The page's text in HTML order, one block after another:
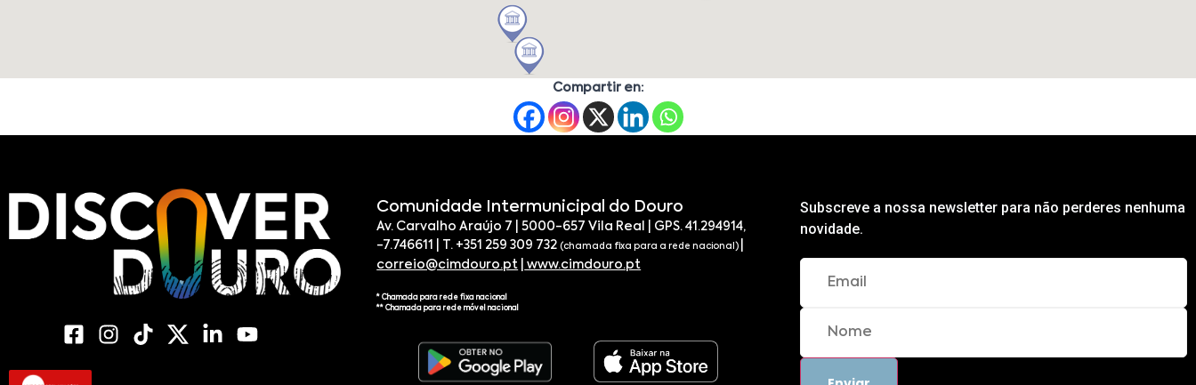
Compartir en:
Comunidade Intermunicipal do Douro
Av. Carvalho Araújo 7 | 5000-657 Vila Real | GPS. 41.294914,
-7.746611 | T. +351 259 309 732(chamada fixa para a rede nacional)
correio@cimdouro.pt
www.cimdouro.pt
* Chamada para rede fixa nacional
** Chamada para rede móvel nacional
Subscreve a nossa newsletter para não perderes nenhuma
novidade.